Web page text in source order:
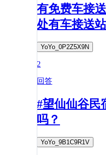
有免费车接
处有车接送
YoYo_0P2Z5X9N
2
回答
#望仙仙谷民
吗？
YoYo_9B1C9R1V